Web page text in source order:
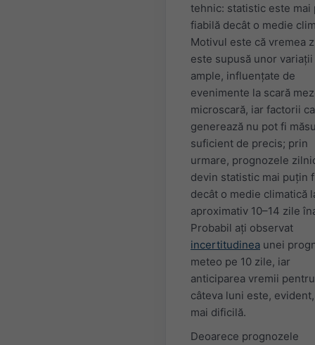
tehnic: statistic este mai
fiabilă decât o medie
Motivul este că vremea
este supusă unor variații
ample, influențate de
evenimente la scară
microscară, iar factorii
generează nu pot fi
suficient de precis; prin
urmare, prognozele
devin statistic mai puțin
decât o medie climatică
aproximativ 10–14 zile
Probabil ați observat
incertitudinea unei
meteo pe 10 zile, iar
anticiparea vremii pentru
câteva luni este,
mai dificilă.
Deoarece prognozele